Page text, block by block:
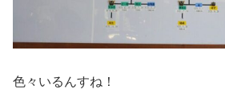
色々いるんすね！